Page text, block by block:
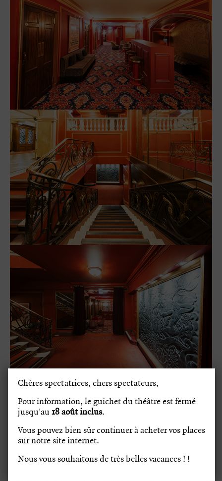
Chères spectatrices, chers spectateurs,
Pour information, le guichet du théâtre est fermé
jusqu'au 18 août inclus.
Vous pouvez bien sûr continuer à acheter vos places
sur notre site internet.
Nous vous souhaitons de très belles vacances ! !